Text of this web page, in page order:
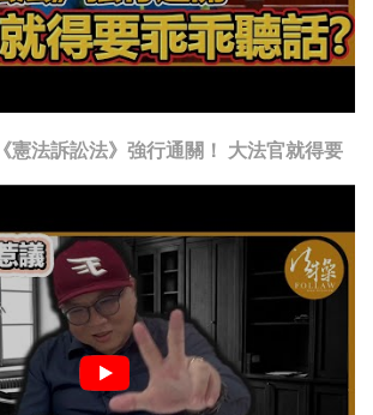
憲法訴訟法》強行通關！ 大法官就得要